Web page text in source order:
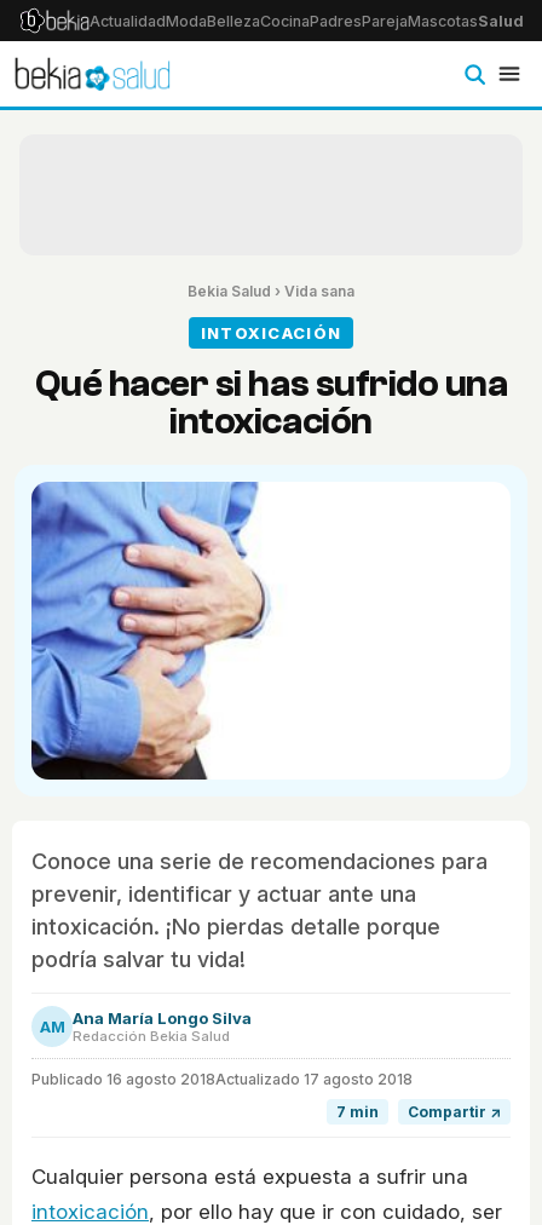
ActualidadModaBellezaCocinaPadresParejaMascotasSalud
Bekia Salud › Vida sana
INTOXICACIÓN
Qué hacer si has sufrido una
intoxicación
Conoce una serie de recomendaciones para
prevenir, identificar y actuar ante una
intoxicación. ¡No pierdas detalle porque
podría salvar tu vida!
AM Ana María Longo Silva
Redacción Bekia Salud
Publicado 16 agosto 2018Actualizado 17 agosto 2018
7 min
Compartir ↗
Cualquier persona está expuesta a sufrir una
intoxicación , por ello hay que ir con cuidado, ser